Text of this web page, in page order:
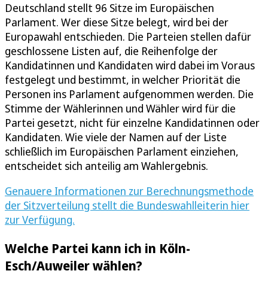
Deutschland stellt 96 Sitze im Europäischen
Parlament. Wer diese Sitze belegt, wird bei der
Europawahl entschieden. Die Parteien stellen dafür
geschlossene Listen auf, die Reihenfolge der
Kandidatinnen und Kandidaten wird dabei im Voraus
festgelegt und bestimmt, in welcher Priorität die
Personen ins Parlament aufgenommen werden. Die
Stimme der Wählerinnen und Wähler wird für die
Partei gesetzt, nicht für einzelne Kandidatinnen oder
Kandidaten. Wie viele der Namen auf der Liste
schließlich im Europäischen Parlament einziehen,
entscheidet sich anteilig am Wahlergebnis.
Genauere Informationen zur Berechnungsmethode
der Sitzverteilung stellt die Bundeswahlleiterin hier
zur Verfügung.
Welche Partei kann ich in Köln-
Esch/Auweiler wählen?